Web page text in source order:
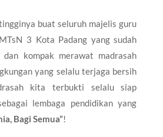
buat seluruh majelis guru
3 Kota Padang yang sudah
kompak merawat madrasah
yang selalu terjaga bersih
kita terbukti selalu siap
lembaga pendidikan yang
Bagi Semua”!